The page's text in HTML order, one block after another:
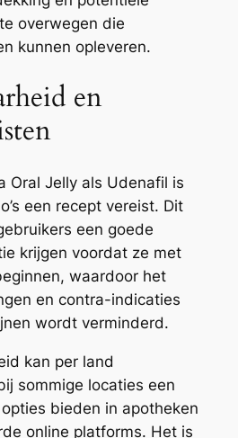
overwegen die
kunnen opleveren.
en
Oral Jelly als Udenafil is
een recept vereist. Dit
een goede
krijgen voordat ze met
waardoor het
en contra-indicaties
wordt verminderd.
kan per land
sommige locaties een
bieden in apotheken
online platforms. Het is